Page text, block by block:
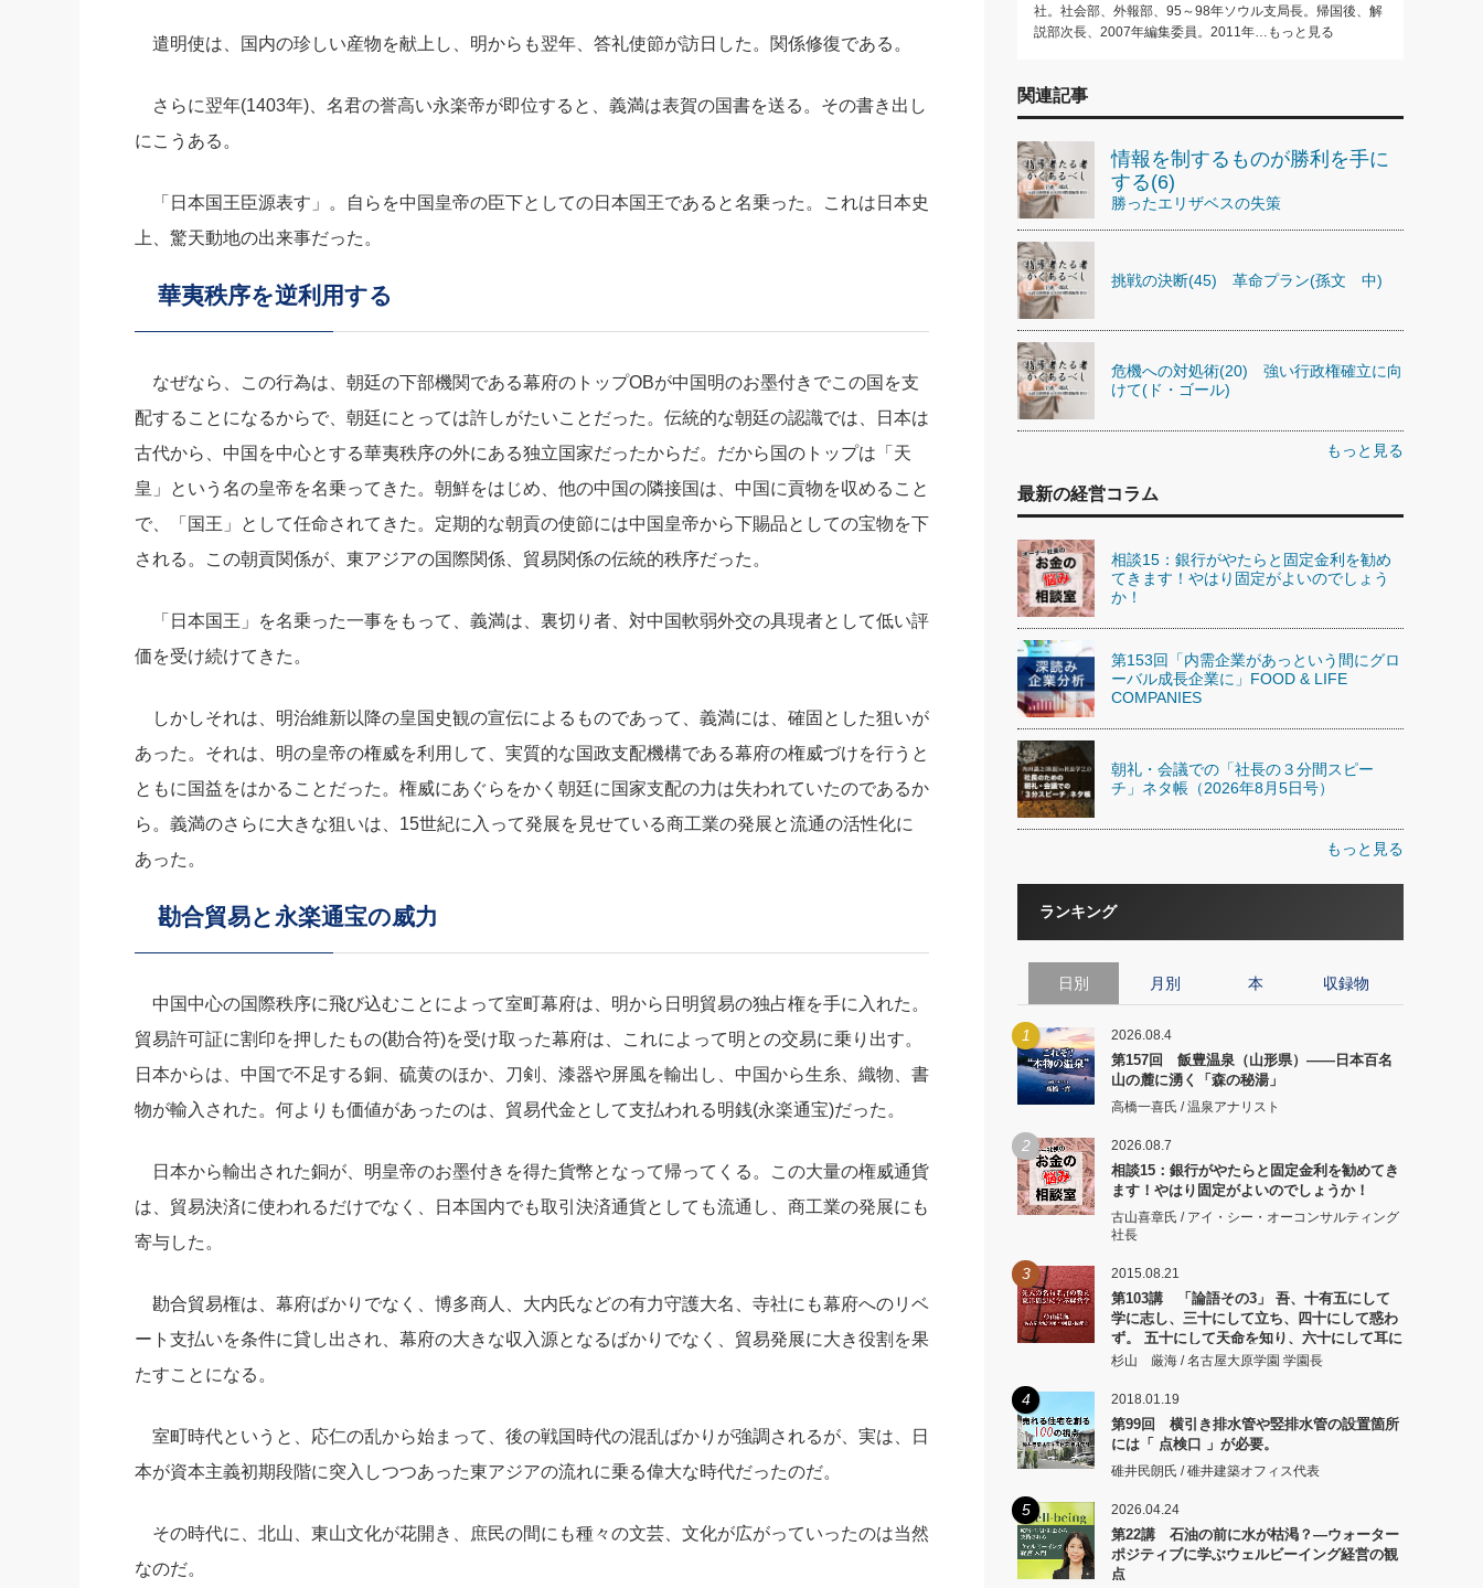
遣明使は、国内の珍しい産物を献上し、明からも翌年、答礼使節が訪日した。関係修復である。
さらに翌年(1403年)、名君の誉高い永楽帝が即位すると、義満は表賀の国書を送る。その書き出し
にこうある。
「日本国王臣源表す」。自らを中国皇帝の臣下としての日本国王であると名乗った。これは日本史
上、驚天動地の出来事だった。
華夷秩序を逆利用する
なぜなら、この行為は、朝廷の下部機関である幕府のトップOBが中国明のお墨付きでこの国を支
配することになるからで、朝廷にとっては許しがたいことだった。伝統的な朝廷の認識では、日本は
古代から、中国を中心とする華夷秩序の外にある独立国家だったからだ。だから国のトップは「天
皇」という名の皇帝を名乗ってきた。朝鮮をはじめ、他の中国の隣接国は、中国に貢物を収めること
で、「国王」として任命されてきた。定期的な朝貢の使節には中国皇帝から下賜品としての宝物を下
される。この朝貢関係が、東アジアの国際関係、貿易関係の伝統的秩序だった。
「日本国王」を名乗った一事をもって、義満は、裏切り者、対中国軟弱外交の具現者として低い評
価を受け続けてきた。
しかしそれは、明治維新以降の皇国史観の宣伝によるものであって、義満には、確固とした狙いが
あった。それは、明の皇帝の権威を利用して、実質的な国政支配機構である幕府の権威づけを行うと
ともに国益をはかることだった。権威にあぐらをかく朝廷に国家支配の力は失われていたのであるか
ら。義満のさらに大きな狙いは、15世紀に入って発展を見せている商工業の発展と流通の活性化に
あった。
勘合貿易と永楽通宝の威力
中国中心の国際秩序に飛び込むことによって室町幕府は、明から日明貿易の独占権を手に入れた。
貿易許可証に割印を押したもの(勘合符)を受け取った幕府は、これによって明との交易に乗り出す。
日本からは、中国で不足する銅、硫黄のほか、刀剣、漆器や屏風を輸出し、中国から生糸、織物、書
物が輸入された。何よりも価値があったのは、貿易代金として支払われる明銭(永楽通宝)だった。
日本から輸出された銅が、明皇帝のお墨付きを得た貨幣となって帰ってくる。この大量の権威通貨
は、貿易決済に使われるだけでなく、日本国内でも取引決済通貨としても流通し、商工業の発展にも
寄与した。
勘合貿易権は、幕府ばかりでなく、博多商人、大内氏などの有力守護大名、寺社にも幕府へのリベ
ート支払いを条件に貸し出され、幕府の大きな収入源となるばかりでなく、貿易発展に大き役割を果
たすことになる。
室町時代というと、応仁の乱から始まって、後の戦国時代の混乱ばかりが強調されるが、実は、日
本が資本主義初期段階に突入しつつあった東アジアの流れに乗る偉大な時代だったのだ。
その時代に、北山、東山文化が花開き、庶民の間にも種々の文芸、文化が広がっていったのは当然
なのだ。
社。社会部、外報部、95～98年ソウル支局長。帰国後、解
説部次長、2007年編集委員。2011年…もっと見る
関連記事
情報を制するものが勝利を手に
する(6)
勝ったエリザベスの失策
挑戦の決断(45) 革命プラン(孫文 中)
危機への対処術(20) 強い行政権確立に向
けて(ド・ゴール)
もっと見る
最新の経営コラム
相談15：銀行がやたらと固定金利を勧め
てきます！やはり固定がよいのでしょう
か！
第153回「内需企業があっという間にグロ
ーバル成長企業に」FOOD & LIFE
COMPANIES
朝礼・会議での「社長の３分間スピー
チ」ネタ帳（2026年8月5日号）
もっと見る
ランキング
日別 月別 本 収録物
1 2026.08.4
第157回 飯豊温泉（山形県）――日本百名
山の麓に湧く「森の秘湯」
高橋一喜氏 / 温泉アナリスト
2 2026.08.7
相談15：銀行がやたらと固定金利を勧めてき
ます！やはり固定がよいのでしょうか！
古山喜章氏 / アイ・シー・オーコンサルティング
社長
3 2015.08.21
第103講 「論語その3」 吾、十有五にして
学に志し、三十にして立ち、四十にして惑わ
ず。 五十にして天命を知り、六十にして耳に
従い、 七十にして心の欲するところに従いて
杉山 厳海 / 名古屋大原学園 学園長
4 2018.01.19
第99回 横引き排水管や竪排水管の設置箇所
には「 点検口 」が必要。
碓井民朗氏 / 碓井建築オフィス代表
5 2026.04.24
第22講 石油の前に水が枯渇？―ウォーター
ポジティブに学ぶウェルビーイング経営の観
点